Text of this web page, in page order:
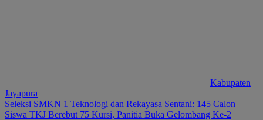
Kabupaten
Jayapura
Seleksi SMKN 1 Teknologi dan Rekayasa Sentani: 145 Calon
Siswa TKJ Berebut 75 Kursi, Panitia Buka Gelombang Ke-2